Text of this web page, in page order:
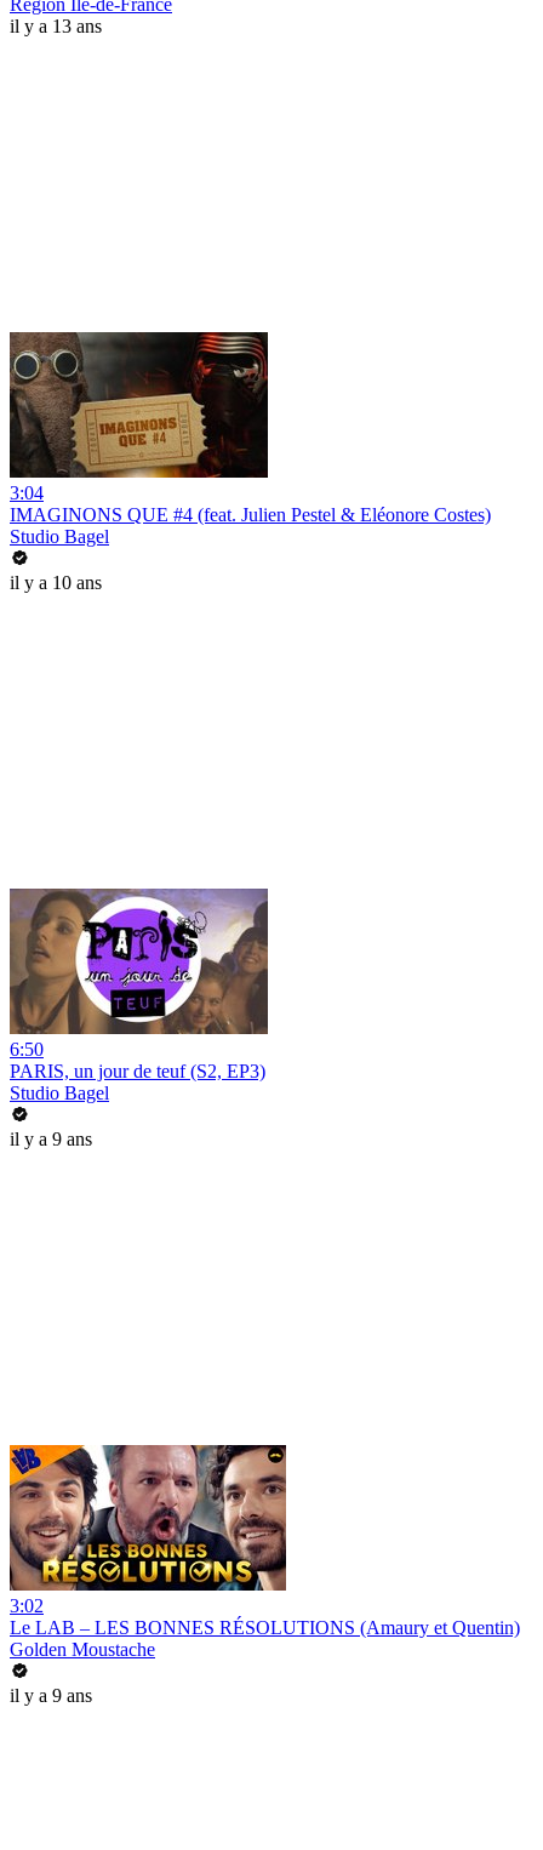
Région Île-de-France
il y a 13 ans
3:04
IMAGINONS QUE #4 (feat. Julien Pestel & Eléonore Costes)
Studio Bagel
il y a 10 ans
6:50
PARIS, un jour de teuf (S2, EP3)
Studio Bagel
il y a 9 ans
3:02
Le LAB – LES BONNES RÉSOLUTIONS (Amaury et Quentin)
Golden Moustache
il y a 9 ans